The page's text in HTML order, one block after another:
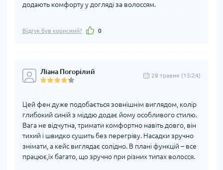
додають комфорту у догляді за волоссям.
Відгук був корисний? 0
Ліана Погорілий 28 травня (15:24)
Цей фен дуже подобається зовнішнім виглядом, колір
глибокий синій з міддю додає йому особливого стилю.
Вага не відчутна, тримати комфортно навіть довго, він
тихий і швидко сушить без перегріву. Насадки зручно
знімати, а кейс виглядає солідно. В плані функцій – все
працює,їх багато, що зручно при різних типах волосся.